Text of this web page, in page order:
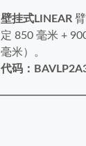
壁挂式LINEAR 臂
定 850 毫米 +
毫米）。
代码：